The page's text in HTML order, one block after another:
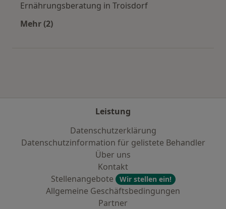
Ernährungsberatung in Troisdorf
Mehr (2)
Leistung
Datenschutzerklärung
Datenschutzinformation für gelistete Behandler
Über uns
Kontakt
Stellenangebote
Wir stellen ein!
Allgemeine Geschäftsbedingungen
Partner